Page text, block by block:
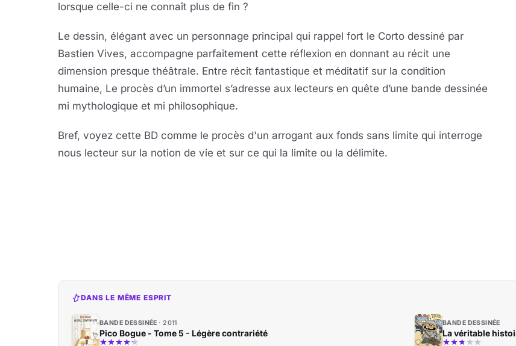
lorsque celle-ci ne connaît plus de fin ?
Le dessin, élégant avec un personnage principal qui rappel fort le Corto dessiné par
Bastien Vives, accompagne parfaitement cette réflexion en donnant au récit une
dimension presque théâtrale. Entre récit fantastique et méditatif sur la condition
humaine, Le procès d’un immortel s’adresse aux lecteurs en quête d’une bande dessinée
mi mythologique et mi philosophique.
Bref, voyez cette BD comme le procès d'un arrogant aux fonds sans limite qui interroge
nous lecteur sur la notion de vie et sur ce qui la limite ou la délimite.
DANS LE MÊME ESPRIT
BANDE DESSINÉE 2011
Pico Bogue - Tome 5 - Légère contrariété
BANDE DESSINÉE
La véritable